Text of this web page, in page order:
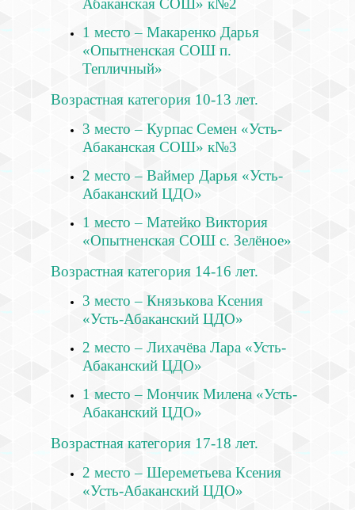
Абаканская СОШ» к№2
1 место – Макаренко Дарья
«Опытненская СОШ п.
Тепличный»
Возрастная категория 10-13 лет.
3 место – Курпас Семен «Усть-
Абаканская СОШ» к№3
2 место – Ваймер Дарья «Усть-
Абаканский ЦДО»
1 место – Матейко Виктория
«Опытненская СОШ с. Зелёное»
Возрастная категория 14-16 лет.
3 место – Князькова Ксения
«Усть-Абаканский ЦДО»
2 место – Лихачёва Лара «Усть-
Абаканский ЦДО»
1 место – Мончик Милена «Усть-
Абаканский ЦДО»
Возрастная категория 17-18 лет.
2 место – Шереметьева Ксения
«Усть-Абаканский ЦДО»